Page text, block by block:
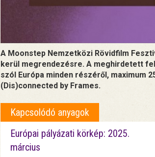
A Moonstep Nemzetközi Rövidfilm
kerül megrendezésre. A meghirdetett
szól Európa minden részéről, maximum
(Dis)connected by Frames.
Kapcsolódó anyagok
Európai pályázati körkép: 2025.
március